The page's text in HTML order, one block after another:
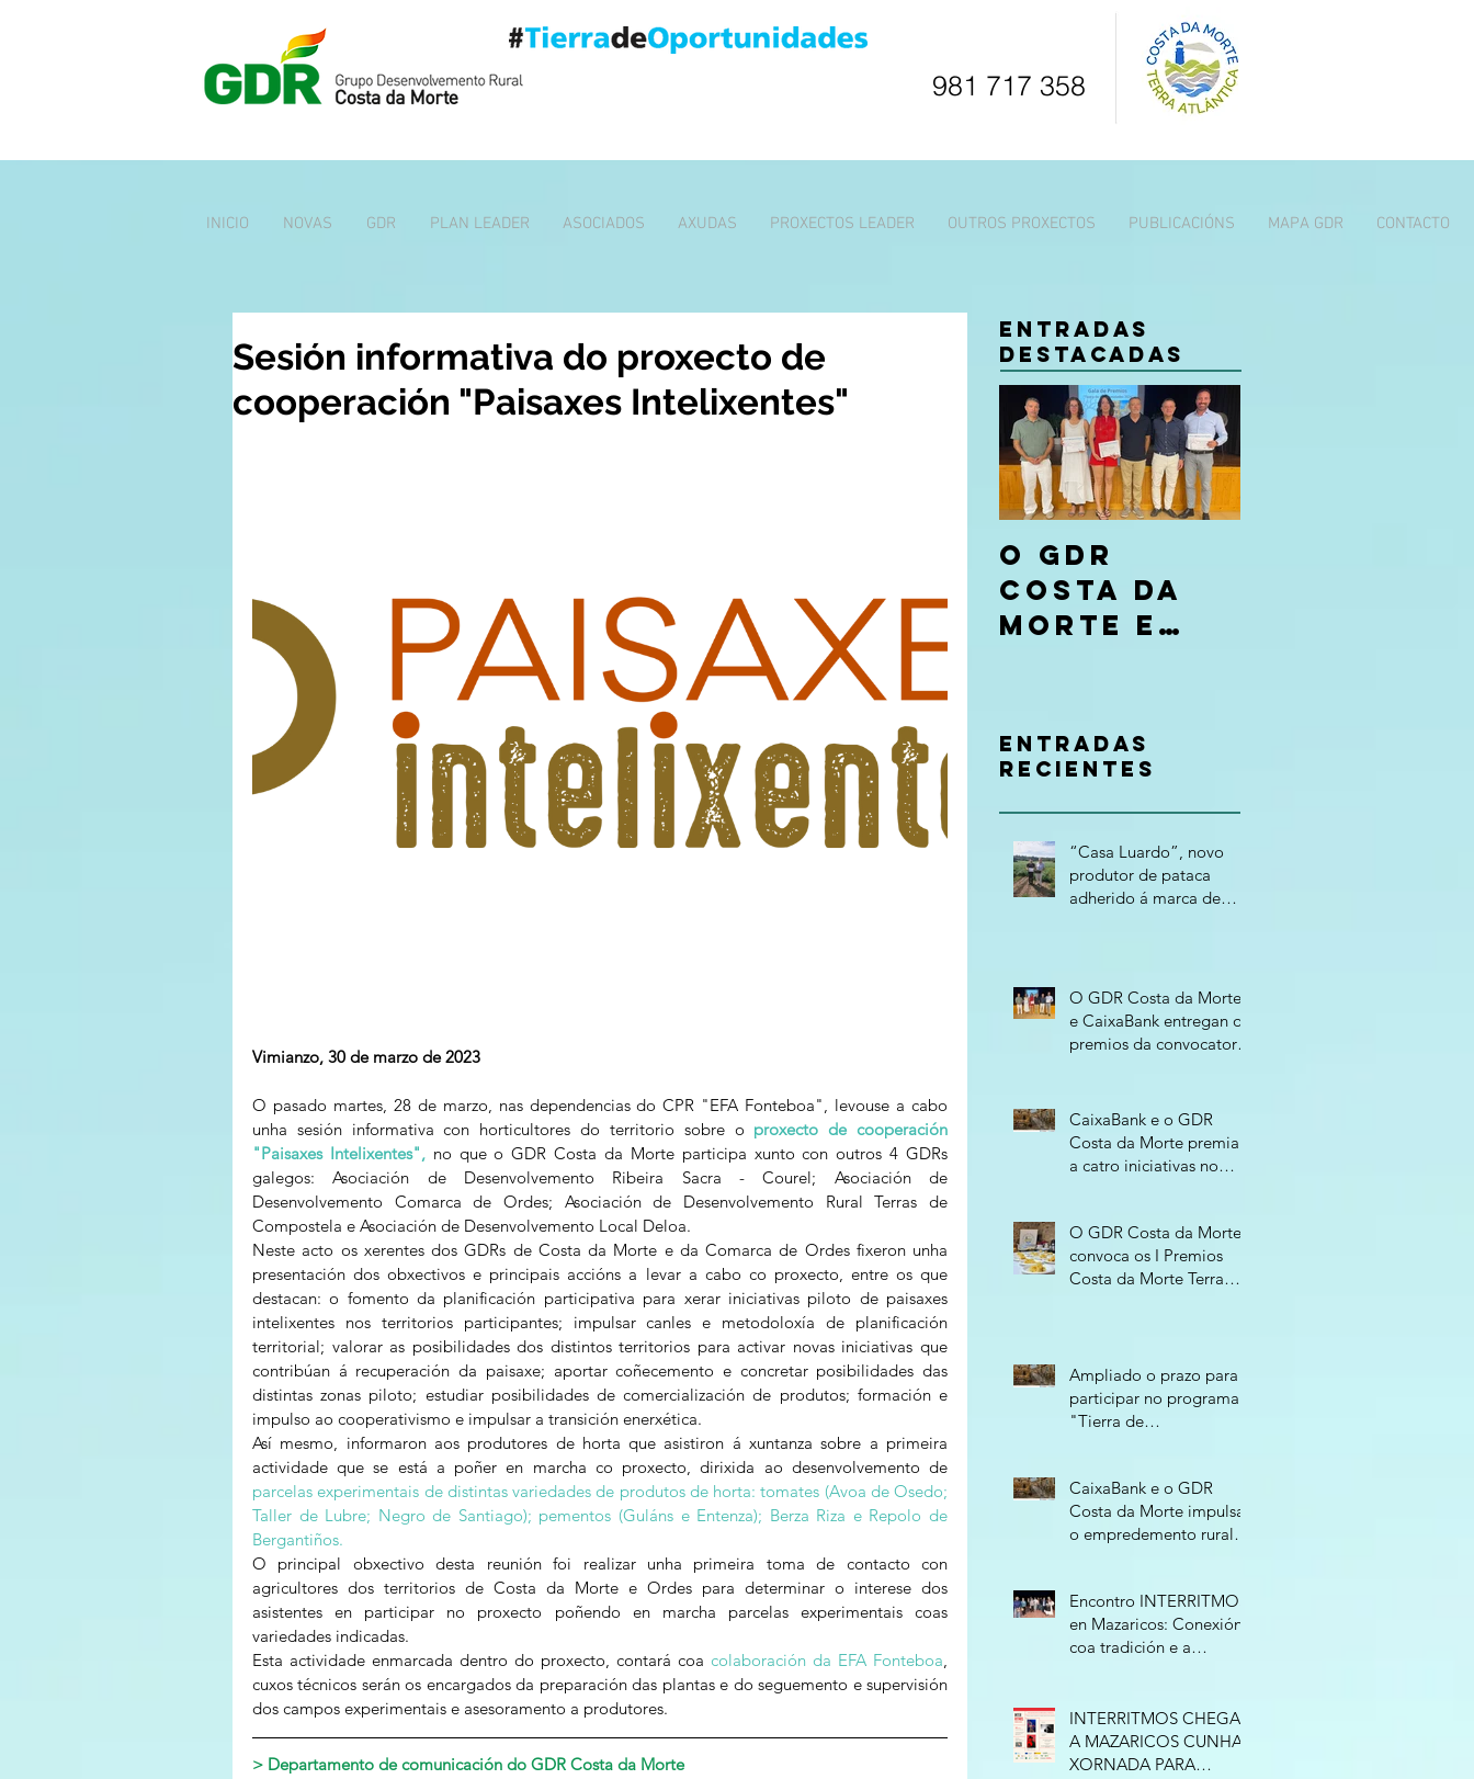
981 717 358
INICIO NOVAS GDR PLAN LEADER ASOCIADOS AXUDAS PROXECTOS LEADER OUTROS PROXECTOS PUBLICACIÓNS MAPA GDR CONTACTO
Sesión informativa do proxecto de
cooperación "Paisaxes Intelixentes"
Vimianzo, 30 de marzo de 2023
O pasado martes, 28 de marzo, nas dependencias do CPR "EFA Fonteboa", levouse a cabo
unha sesión informativa con horticultores do territorio sobre o proxecto de cooperación
"Paisaxes Intelixentes", no que o GDR Costa da Morte participa xunto con outros 4 GDRs
galegos: Asociación de Desenvolvemento Ribeira Sacra - Courel; Asociación de
Desenvolvemento Comarca de Ordes; Asociación de Desenvolvemento Rural Terras de
Compostela e Asociación de Desenvolvemento Local Deloa.
Neste acto os xerentes dos GDRs de Costa da Morte e da Comarca de Ordes fixeron unha
presentación dos obxectivos e principais accións a levar a cabo co proxecto, entre os que
destacan: o fomento da planificación participativa para xerar iniciativas piloto de paisaxes
intelixentes nos territorios participantes; impulsar canles e metodoloxía de planificación
territorial; valorar as posibilidades dos distintos territorios para activar novas iniciativas que
contribúan á recuperación da paisaxe; aportar coñecemento e concretar posibilidades das
distintas zonas piloto; estudiar posibilidades de comercialización de produtos; formación e
impulso ao cooperativismo e impulsar a transición enerxética.
Así mesmo, informaron aos produtores de horta que asistiron á xuntanza sobre a primeira
parcelas experimentais de distintas variedades de produtos de horta: tomates (Avoa de Osedo;
Taller de Lubre; Negro de Santiago); pementos (Guláns e Entenza); Berza Riza e Repolo de
Bergantiños.
O principal obxectivo desta reunión foi realizar unha primeira toma de contacto con
agricultores dos territorios de Costa da Morte e Ordes para determinar o interese dos
asistentes en participar no proxecto poñendo en marcha parcelas experimentais coas
variedades indicadas.
Esta actividade enmarcada dentro do proxecto, contará coa colaboración da EFA Fonteboa,
cuxos técnicos serán os encargados da preparación das plantas e do seguemento e supervisión
dos campos experimentais e asesoramento a produtores.
> Departamento de comunicación do GDR Costa da Morte
Entradas
destacadas
O GDR
Costa da
Morte e
os premios
da
ria “Tierra
de
Oportunida
Entradas
recientes
“Casa Luardo”, novo
produtor de pataca
adherido á marca de
O GDR Costa da Morte
e CaixaBank entregan os
premios da convocatoria
CaixaBank e o GDR
Costa da Morte premian
a catro iniciativas no
O GDR Costa da Morte
convoca os I Premios
Costa da Morte Terra
Ampliado o prazo para
participar no programa
"Tierra de
CaixaBank e o GDR
Costa da Morte impulsan
o empredemento rural
Oportunidades”
Encontro INTERRITMOS
en Mazaricos: Conexión
coa tradición e a
INTERRITMOS CHEGA
A MAZARICOS CUNHA
XORNADA PARA